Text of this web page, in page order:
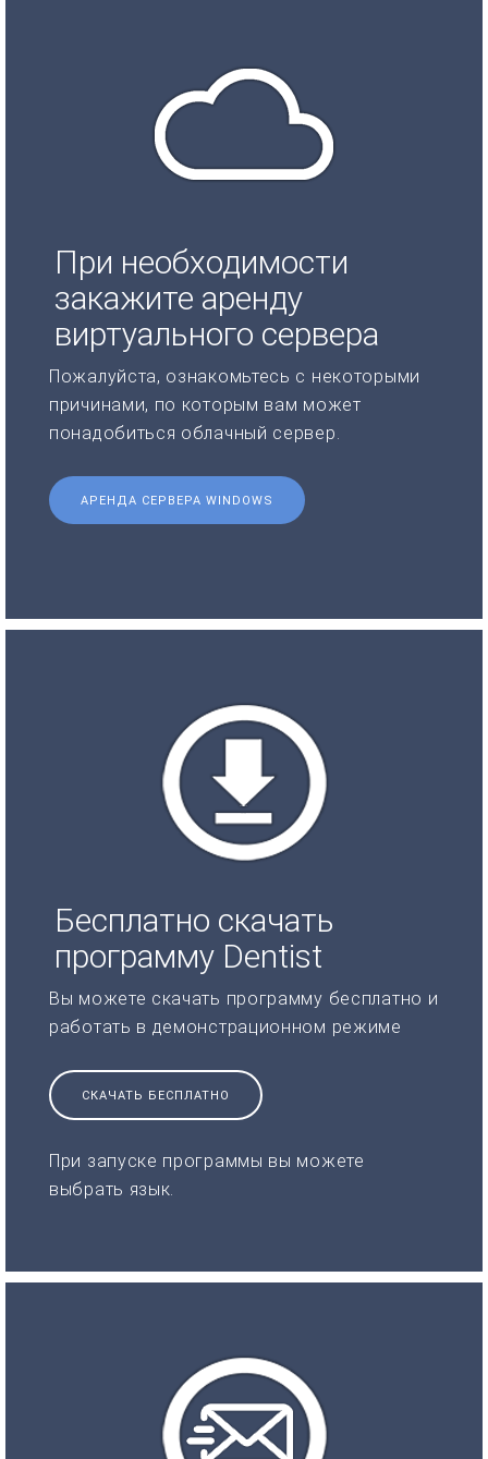
При необходимости
закажите аренду
виртуального сервера
Пожалуйста, ознакомьтесь с некоторыми
причинами, по которым вам может
понадобиться облачный сервер.
АРЕНДА СЕРВЕРА WINDOWS
Бесплатно скачать
программу Dentist
Вы можете скачать программу бесплатно и
работать в демонстрационном режиме
СКАЧАТЬ БЕСПЛАТНО
При запуске программы вы можете
выбрать язык.